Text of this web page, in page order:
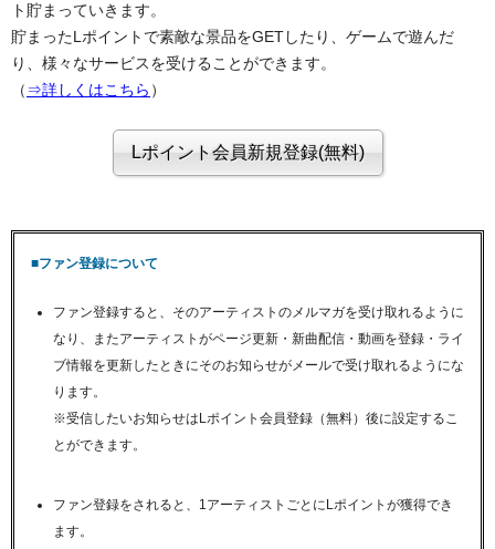
ト貯まっていきます。
貯まったLポイントで素敵な景品をGETしたり、ゲームで遊んだ
り、様々なサービスを受けることができます。
（ ⇒詳しくはこちら ）
■ファン登録について
ファン登録すると、そのアーティストのメルマガを受け取れるように
なり、またアーティストがページ更新・新曲配信・動画を登録・ライ
ブ情報を更新したときにそのお知らせがメールで受け取れるようにな
ります。
※受信したいお知らせはLポイント会員登録（無料）後に設定するこ
とができます。
ファン登録をされると、1アーティストごとにLポイントが獲得でき
ます。